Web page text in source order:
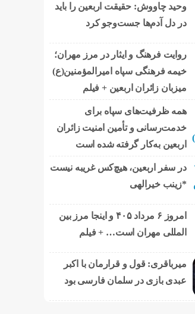
وحید چاووش: حقیقت اربعین را باید
در دل آدم‌ها جست‌وجو کرد
روایت فرهنگ و ایثار در مرز مهران؛
خیمه فرهنگی سپاه امیرالمؤمنین(ع)
میزبان زائران اربعین + فیلم
همه ظرفیت‌های سپاه برای
خدمت‌رسانی و تأمین امنیت زائران
اربعین به‌کار گرفته شده است
در سفر اربعین، هیچ‌کس غریبه نیست
*زینب خیرالهی
امروز ۶ مرداد ۴۰۵ و اینجا مرز بین
المللی مهران است… + فیلم
میرباقری: قول و قرارمان با اکبر
عبدی بازی در سلمان فارسی بود